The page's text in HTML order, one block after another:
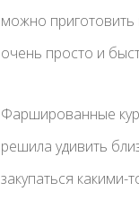
можно приготовить
очень просто и
Фаршированные
решила удивить
закупаться